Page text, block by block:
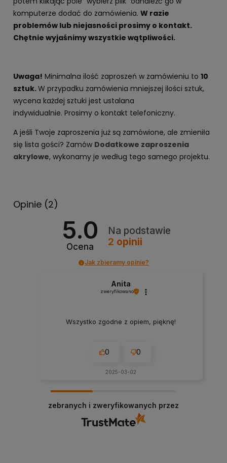
komputerze dodać do zamówienia. W razie
problemów lub niejasności prosimy o kontakt.
Chętnie wyjaśnimy wszystkie wątpliwości.
Uwaga! Minimalna ilość zaproszeń w zamówieniu to 10
sztuk.W przypadku zamówienia mniejszej ilości sztuk,
wycena każdej sztuki jest ustalana
indywidualnie. Prosimy o kontakt telefoniczny.
A jeśli Twoje zaproszenia już są zamówione, ale zmieniła
się lista gości? Zamów Dodatkowe zaproszenia
akrylowe, wykonamy je według tego samego projektu.
Opinie (2)
5.0
Ocena
Na podstawie
2 opinii
Jak zbieramy opinie?
Anita
zweryfikowano
Wszystko zgodne z opiem, pięknę!
0 0
2025-03-02
zebranych i zweryfikowanych przez